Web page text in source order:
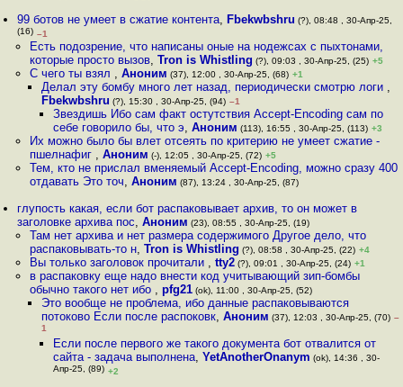
99 ботов не умеет в сжатие контента, Fbekwbshru (?), 08:48 , 30-Апр-25,
(16) –1
Есть подозрение, что написаны оные на нодежсах с пыхтонами,
которые просто вызов, Tron is Whistling (?), 09:03 , 30-Апр-25, (25) +5
С чего ты взял , Аноним (37), 12:00 , 30-Апр-25, (68) +1
Делал эту бомбу много лет назад, периодически смотрю логи ,
Fbekwbshru (?), 15:30 , 30-Апр-25, (94) –1
Звездишь Ибо сам факт остутствия Accept-Encoding сам по
себе говорило бы, что э,Аноним (113), 16:55 , 30-Апр-25, (113) +3
Их можно было бы влет отсеять по критерию не умеет сжатие -
пшелнафиг , Аноним (-), 12:05 , 30-Апр-25, (72) +5
Тем, кто не прислал вменяемый Accept-Encoding, можно сразу 400
отдавать Это точ, Аноним (87), 13:24 , 30-Апр-25, (87)
глупость какая, если бот распаковывает архив, то он может в
заголовке архива пос,Аноним (23), 08:55 , 30-Апр-25, (19)
Там нет архива и нет размера содержимого Другое дело, что
распаковывать-то н, Tron is Whistling (?), 08:58 , 30-Апр-25, (22) +4
Вы только заголовок прочитали , tty2(?), 09:01 , 30-Апр-25, (24) +1
в распаковку еще надо внести код учитывающий зип-бомбы
обычно такого нет ибо , pfg21(ok), 11:00 , 30-Апр-25, (52)
Это вообще не проблема, ибо данные распаковываются
потоково Если после распоковк, Аноним (37), 12:03 , 30-Апр-25, (70) –
1
Если после первого же такого документа бот отвалится от
сайта - задача выполнена,YetAnotherOnanym (ok), 14:36 , 30-
Апр-25, (89) +2